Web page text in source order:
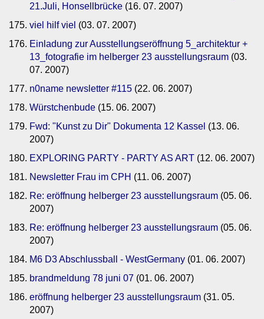
21.Juli, Honsellbrücke (16. 07. 2007)
viel hilf viel (03. 07. 2007)
Einladung zur Ausstellungseröffnung 5_architektur +
13_fotografie im helberger 23 ausstellungsraum (03.
07. 2007)
n0name newsletter #115 (22. 06. 2007)
Würstchenbude (15. 06. 2007)
Fwd: "Kunst zu Dir" Dokumenta 12 Kassel (13. 06.
2007)
EXPLORING PARTY - PARTY AS ART (12. 06. 2007)
Newsletter Frau im CPH (11. 06. 2007)
Re: eröffnung helberger 23 ausstellungsraum (05. 06.
2007)
Re: eröffnung helberger 23 ausstellungsraum (05. 06.
2007)
M6 D3 Abschlussball - WestGermany (01. 06. 2007)
brandmeldung 78 juni 07 (01. 06. 2007)
eröffnung helberger 23 ausstellungsraum (31. 05.
2007)